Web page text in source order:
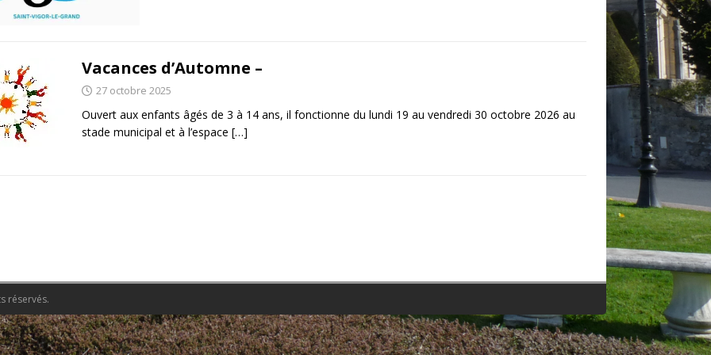
Vacances d’Automne –
27 octobre 2025
Ouvert aux enfants âgés de 3 à 14 ans, il fonctionne du lundi 19 au vendredi 30 octobre 2026 au
stade municipal et à l’espace […]
réservés.